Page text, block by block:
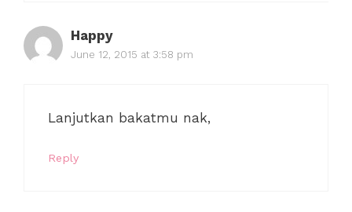
Happy
June 12, 2015 at 3:58 pm
Lanjutkan bakatmu nak,
Reply